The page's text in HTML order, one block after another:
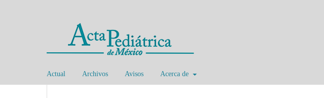
Actual Archivos Avisos Acerca de